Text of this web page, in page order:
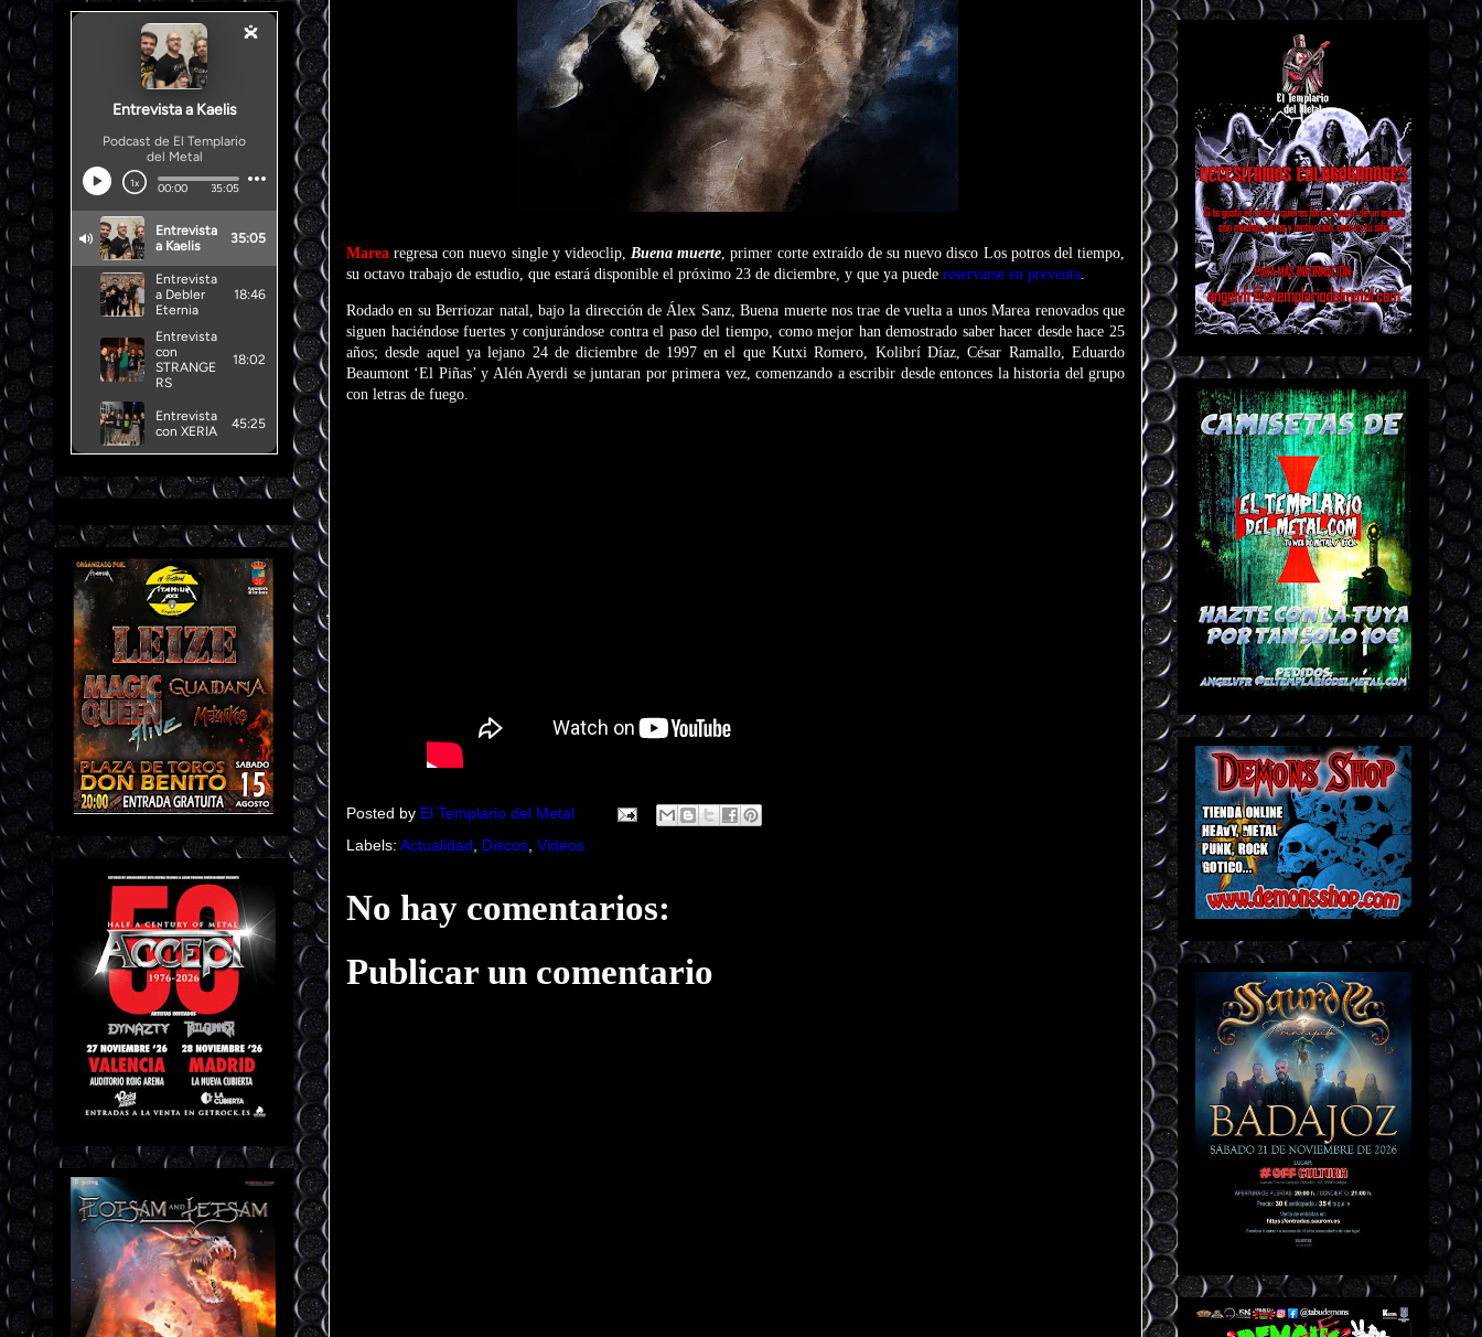
Marea regresa con nuevo single y videoclip,Buena muerte, primer corte extraído de su nuevo disco Los potros del tiempo,
su octavo trabajo de estudio, que estará disponible el próximo 23 de diciembre, y que ya puede reservarse en preventa.
Rodado en su Berriozar natal, bajo la dirección de Álex Sanz, Buena muerte nos trae de vuelta a unos Marea renovados que
siguen haciéndose fuertes y conjurándose contra el paso del tiempo, como mejor han demostrado saber hacer desde hace 25
años; desde aquel ya lejano 24 de diciembre de 1997 en el que Kutxi Romero, Kolibrí Díaz, César Ramallo, Eduardo
Beaumont ‘El Piñas’ y Alén Ayerdi se juntaran por primera vez, comenzando a escribir desde entonces la historia del grupo
con letras de fuego.
Posted by El Templario del Metal
Labels: Actualidad Discos Videos
No hay comentarios:
Publicar un comentario